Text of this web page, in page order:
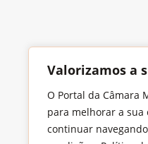
Valorizamos a
O Portal da Câmara
para melhorar a sua
continuar
Endereço
Largo Francisco